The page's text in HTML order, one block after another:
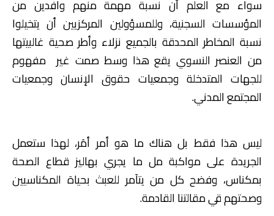
سواء مع العلم أن نسبة مهمة منهم وافدين من
المؤسسات السجنية، وللمسؤولين المركزيين أن يتخيلوا
نسبة المخاطر المحدقة بالجميع نزلاء وأطر صحية غالبيتها
من العنصر النسوي يقع هذا وسط صمت غير مفهوم
للجهات المتدخلة وجمعيات حقوق الإنسان وجمعيات
المجتمع المدني.
ليس هذا فقط بل هناك ما هو أمر أمَر، لهذا ستعمل
الجريدة على مواكبة مل ما يجري بهاليز قطاع الصحة
بمكناس، وفضح كل من يتآمر للعبث بحياة المكناسيين
وصحتهم قي مقالتنا القادمة.